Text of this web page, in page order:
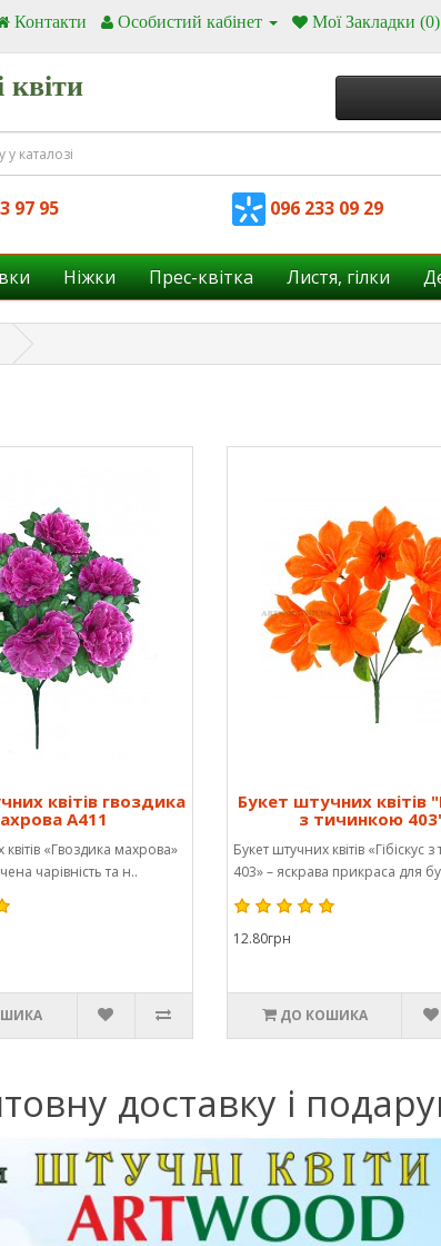
Контакти Особистий кабінет Мої Закладки (0)
97 95 096 233 09 29
Ніжки Прес-квітка Листя, гілки
квітів гвоздика
А411
«Гвоздика махрова»
чарівність та н..
Букет штучних квітів
з тичинкою
Букет штучних квітів «Гібіскус
403» – яскрава прикраса для
12.80грн
ДО КОШИКА
доставку і